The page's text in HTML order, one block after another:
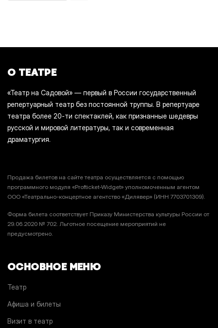
О ТЕАТРЕ
«Театр на Садовой» — первый в России государственный
репертуарный театр без постоянной труппы. В репертуаре
театра более 20-ти спектаклей, как признанные шедевры
русской и мировой литературы, так и современная
драматургия.
Продажа билетов на сайте театра осуществляется с помощью
программного модуля «Profticket-Widget» уполномоченным агентом
ООО «Театрально-концертное агентство «Дилявер» (ИНН 7703701309).
Форма билета соответствует Приказу Министерства культуры России от
29.06.2020 № 702. Льготное посещение мероприятий не
предусмотрено.
ОСНОВНОЕ МЕНЮ
Театр
Афиша и билеты
Визит в театр